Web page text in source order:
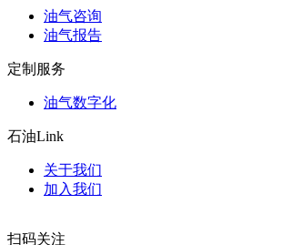
油气咨询
油气报告
定制服务
油气数字化
石油Link
关于我们
加入我们
扫码关注